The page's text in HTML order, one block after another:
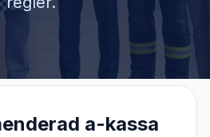
a-kassa